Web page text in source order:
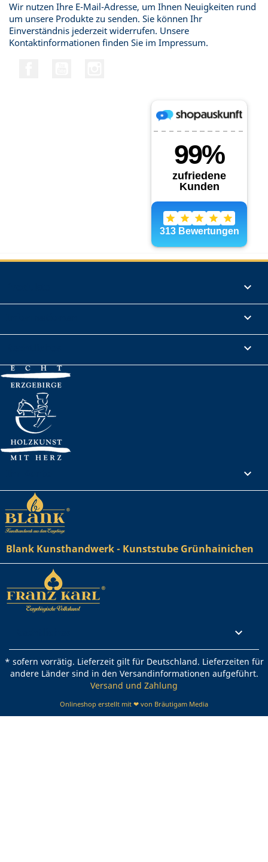
Wir nutzen Ihre E-Mail-Adresse, um Ihnen Neuigkeiten rund
um unsere Produkte zu senden. Sie können Ihr
Einverständnis jederzeit widerrufen. Unsere
Kontaktinformationen finden Sie im Impressum.




Blank Kunsthandwerk - Kunststube Grünhainichen

* sofern vorrätig. Lieferzeit gilt für Deutschland. Lieferzeiten für
andere Länder sind in den Versandinformationen aufgeführt.
Versand und Zahlung
Onlineshop erstellt mit ❤ von Bräutigam Media